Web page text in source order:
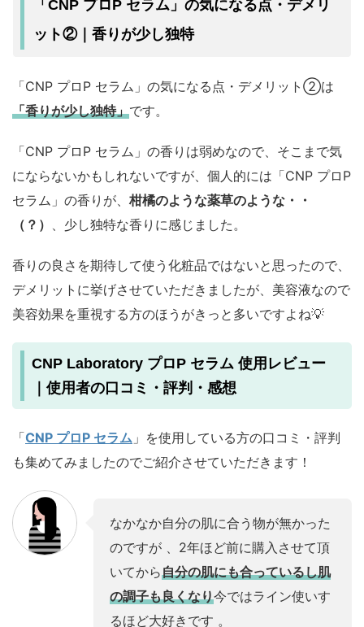
「CNP プロP セラム」の気になる点・デメリ
ット②｜香りが少し独特
「CNP プロP セラム」の気になる点・デメリット②は
「香りが少し独特」です。
「CNP プロP セラム」の香りは弱めなので、そこまで気
にならないかもしれないですが、個人的には「CNP プロP
セラム」の香りが、 柑橘のような薬草のような・・
（？） 、少し独特な香りに感じました。
香りの良さを期待して使う化粧品ではないと思ったので、
デメリットに挙げさせていただきましたが、美容液なので
美容効果を重視する方のほうがきっと多いですよね💡
CNP Laboratory プロP セラム 使用レビュー
｜使用者の口コミ・評判・感想
「CNP プロP セラム 」を使用している方の口コミ・評判
も集めてみましたのでご紹介させていただきます！
なかなか自分の肌に合う物が無かった
のですが 、2年ほど前に購入させて頂
いてから自分の肌にも合っているし肌
の調子も良くなり今ではライン使いす
るほど大好きです 。